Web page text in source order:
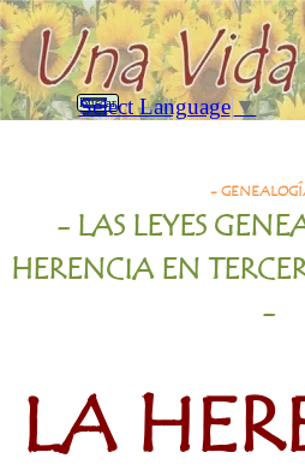
Vaya al Contenido
Saltar menú
Select Language ▼
Buscar
-
- LAS LEYES
HERENCIA EN
-
LA